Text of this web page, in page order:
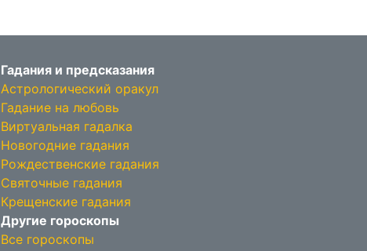
Гадания и предсказания
Астрологический оракул
Гадание на любовь
Виртуальная гадалка
Новогодние гадания
Рождественские гадания
Святочные гадания
Крещенские гадания
Другие гороскопы
Все гороскопы